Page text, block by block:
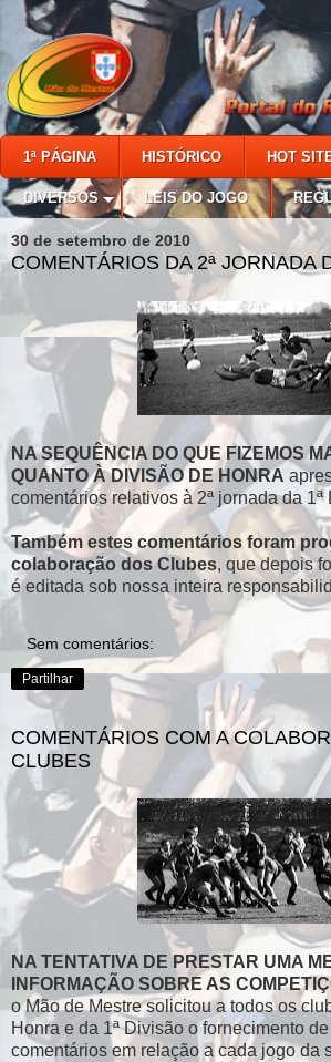
1ª PÁGINA HISTÓRICO HOT
DIVERSOS LEIS DO JOGO
30 de setembro de 2010
COMENTÁRIOS DA 2ª JORNADA
NA SEQUÊNCIA DO QUE FIZEMOS
QUANTO À DIVISÃO DE HONRA
comentários relativos à 2ª jornada da 1ª
Também estes comentários foram
colaboração dos Clubes, que depois
é editada sob nossa inteira
Sem comentários:
Partilhar
COMENTÁRIOS COM A
CLUBES
NA TENTATIVA DE PRESTAR UMA
INFORMAÇÃO SOBRE AS
o Mão de Mestre solicitou a todos os
Honra e da 1ª Divisão o fornecimento
comentários em relação a cada jogo da